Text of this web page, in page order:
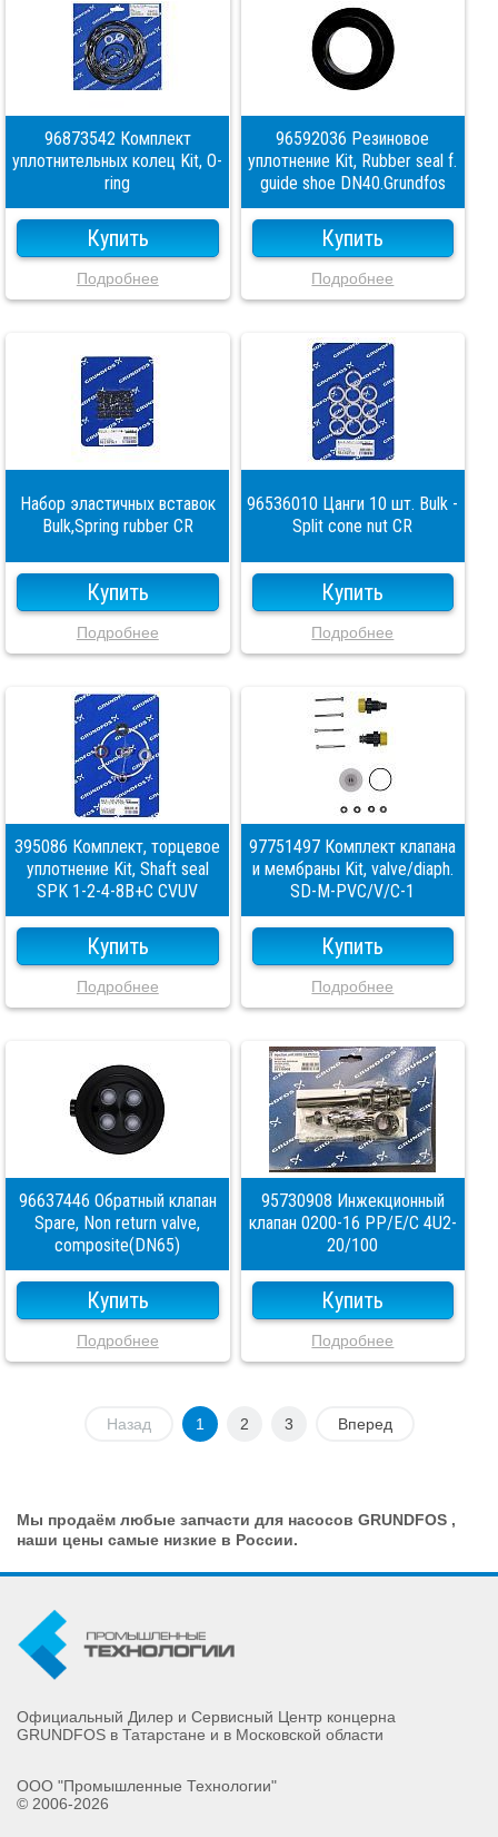
96873542 Комплект
уплотнительных колец Kit, O-
ring
Купить
Подробнее
96592036 Резиновое
уплотнение Kit, Rubber seal f.
guide shoe DN40.Grundfos
Купить
Подробнее
Набор эластичных вставок
Bulk,Spring rubber CR
Купить
Подробнее
96536010 Цанги 10 шт. Bulk -
Split cone nut CR
Купить
Подробнее
395086 Комплект, торцевое
уплотнение Kit, Shaft seal
SPK 1-2-4-8B+C CVUV
Купить
Подробнее
97751497 Комплект клапана
и мембраны Kit, valve/diaph.
SD-M-PVC/V/C-1
Купить
Подробнее
96637446 Обратный клапан
Spare, Non return valve,
composite(DN65)
Купить
Подробнее
95730908 Инжекционный
клапан 0200-16 PP/E/C 4U2-
20/100
Купить
Подробнее
Назад 1 2 3 Вперед
Мы продаём любые запчасти для насосов GRUNDFOS ,
наши цены самые низкие в России.
Официальный Дилер и Сервисный Центр концерна
GRUNDFOS в Татарстане и в Московской области
ООО "Промышленные Технологии"
© 2006-2026